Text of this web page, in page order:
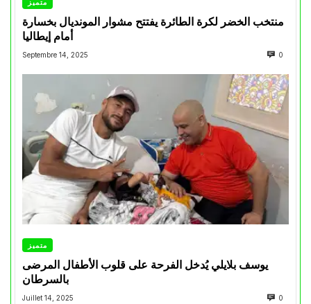
متميز
منتخب الخضر لكرة الطائرة يفتتح مشوار المونديال بخسارة
أمام إيطاليا
Septembre 14, 2025 0
متميز
يوسف بلايلي يُدخل الفرحة على قلوب الأطفال المرضى
بالسرطان
Juillet 14, 2025 0